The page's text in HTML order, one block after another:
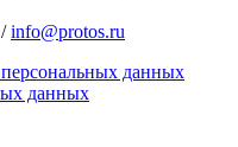
/info@protos.ru
данных
данных